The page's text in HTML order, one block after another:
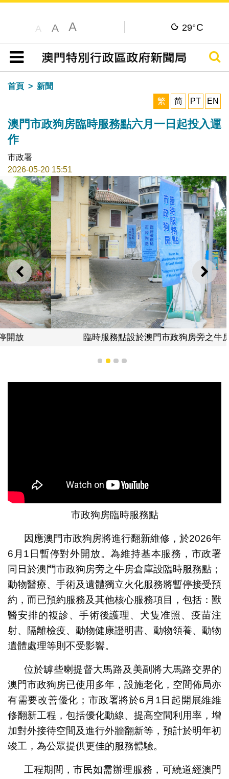
A A A 29°C
目錄
搜尋
首頁
新聞
繁
简 PT EN
澳門市政狗房臨時服務點六月一日起投入運
作
市政署
2026-05-20 15:51
上一則 下一
臨時服務點設於澳門市政狗房旁之牛房倉庫
1 2 3 4
市政狗房臨時服務點
因應澳門市政狗房將進行翻新維修，於2026年
6月1日暫停對外開放。為維持基本服務，市政署
同日於澳門市政狗房旁之牛房倉庫設臨時服務點；
動物醫療、手術及遺體獨立火化服務將暫停接受預
約，而已預約服務及其他核心服務項目，包括：獸
醫安排的複診、手術後護理、犬隻准照、疫苗注
射、隔離檢疫、動物健康證明書、動物領養、動物
遺體處理等則不受影響。
位於罅些喇提督大馬路及美副將大馬路交界的
澳門市政狗房已使用多年，設施老化，空間佈局亦
有需要改善優化；市政署將於6月1日起開展維維
修翻新工程，包括優化動線、提高空間利用率，增
加對外接待空間及進行外牆翻新等，預計於明年初
竣工，為公眾提供更佳的服務體驗。
工程期間，市民如需辦理服務，可繞道經澳門